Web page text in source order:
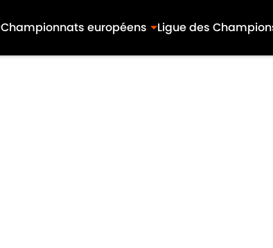
Championnats européens Ligue des